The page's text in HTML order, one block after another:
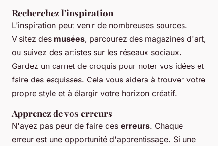
Recherchez l'inspiration
L'inspiration peut venir de nombreuses sources.
Visitez des musées, parcourez des magazines d'art,
ou suivez des artistes sur les réseaux sociaux.
Gardez un carnet de croquis pour noter vos idées et
faire des esquisses. Cela vous aidera à trouver votre
propre style et à élargir votre horizon créatif.
Apprenez de vos erreurs
N'ayez pas peur de faire des erreurs. Chaque
erreur est une opportunité d'apprentissage. Si une